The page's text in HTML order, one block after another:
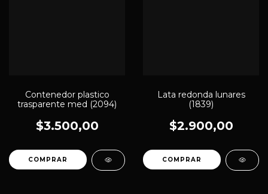
Contenedor plastico
trasparente med (2094)
$3.500,00
Lata redonda lunares
(1839)
$2.900,00